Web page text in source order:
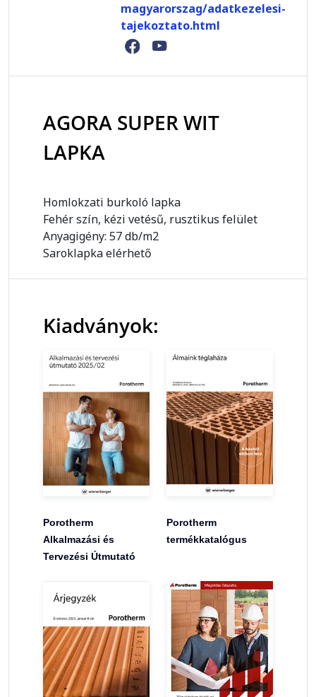
magyarorszag/adatkezelesi-
tajekoztato.html
AGORA SUPER WIT
LAPKA
Homlokzati burkoló lapka
Fehér szín, kézi vetésű, rusztikus felület
Anyagigény: 57 db/m2
Saroklapka elérhető
Kiadványok:
Porotherm
Alkalmazási és
Tervezési Útmutató
Porotherm
termékkatalógus